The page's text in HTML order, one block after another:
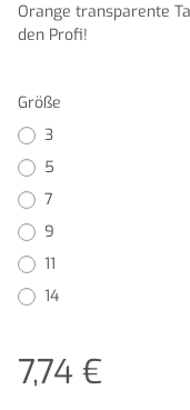
Orange transparente
den Profi!
Größe
3
5
7
9
11
14
7,74 €